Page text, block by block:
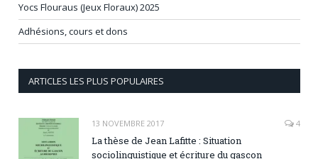
Yocs Flouraus (Jeux Floraux) 2025
Adhésions, cours et dons
ARTICLES LES PLUS POPULAIRES
13 NOVEMBRE 2017 4
La thèse de Jean Lafitte : Situation
sociolinguistique et écriture du gascon